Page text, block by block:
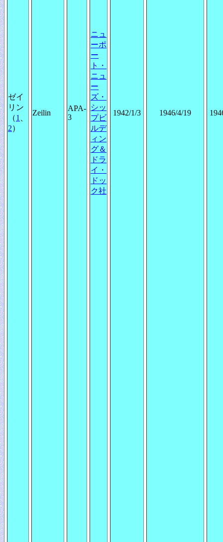
ゼイ
リン
（1
2）
Zeilin
APA-
3
ニュ
ーポ
ー
ト・
ニュ
ー
ズ・
シッ
プビ
ルデ
ィン
グ＆
ドラ
イ・
ドッ
ク社
1942/1/3 1946/4/19